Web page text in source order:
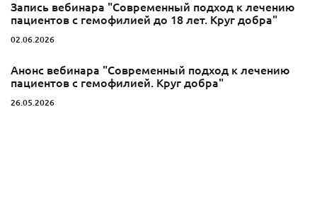
Запись вебинара "Современный подход к лечению
пациентов с гемофилией до 18 лет. Круг добра"
02.06.2026
Анонс вебинара "Современный подход к лечению
пациентов с гемофилией. Круг добра"
26.05.2026